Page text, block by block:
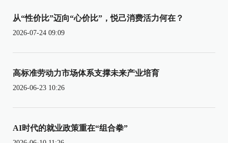
从“性价比”迈向“心价比”，悦己消费活力何在？
2026-07-24 09:09
高标准劳动力市场体系支撑未来产业培育
2026-06-23 10:26
AI时代的就业政策重在“组合拳”